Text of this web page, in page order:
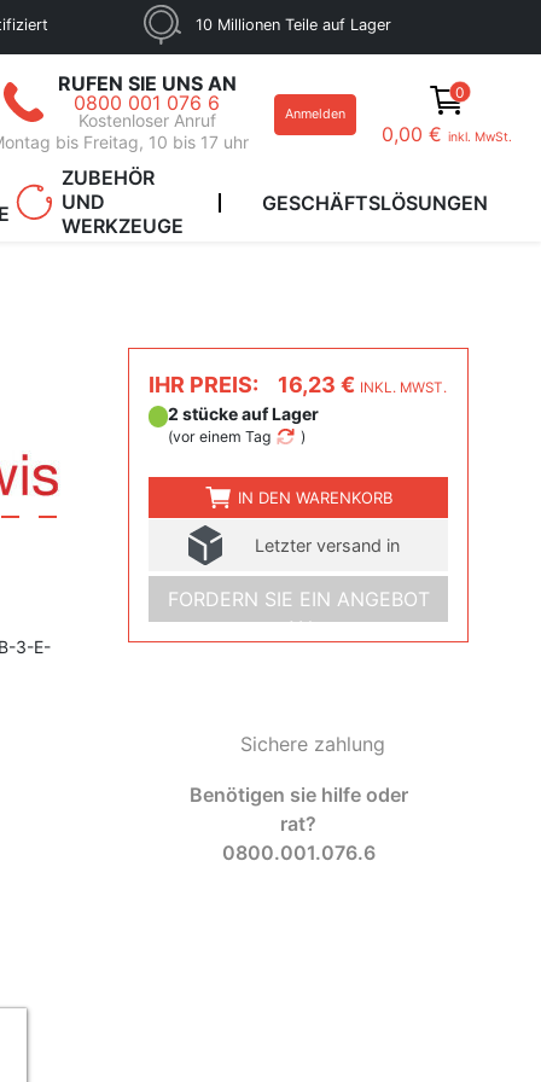
10 Millionen Teile auf Lager
RUFEN SIE UNS AN
0800 001 076 6
Kostenloser Anruf
bis Freitag, 10 bis 17 uhr
Anmelden
0
0,00 € inkl. MwSt.
ZUBEHÖR
UND
WERKZEUGE
GESCHÄFTSLÖSUNGEN
3-E-
IHR PREIS: 16,23 € INKL. MWST.
2 stücke auf Lager
(vor einem Tag )
IN DEN WARENKORB
Letzter versand in
FORDERN SIE EIN ANGEBOT
AN
Sichere zahlung
Benötigen sie hilfe oder
rat?
0800.001.076.6